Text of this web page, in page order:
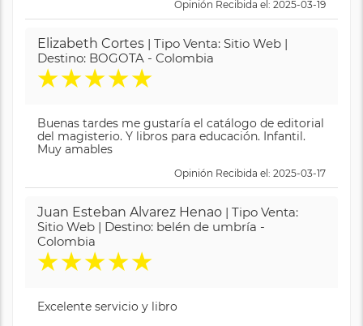
Opinión Recibida el: 2025-03-19
Elizabeth Cortes | Tipo Venta: Sitio Web |
Destino: BOGOTA - Colombia
★★★★★
Buenas tardes me gustaría el catálogo de editorial
del magisterio. Y libros para educación. Infantil.
Muy amables
Opinión Recibida el: 2025-03-17
Juan Esteban Alvarez Henao | Tipo Venta:
Sitio Web | Destino: belén de umbría -
Colombia
★★★★★
Excelente servicio y libro